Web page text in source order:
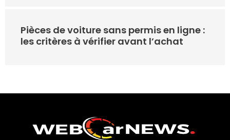
Pièces de voiture sans permis en ligne :
les critères à vérifier avant l’achat